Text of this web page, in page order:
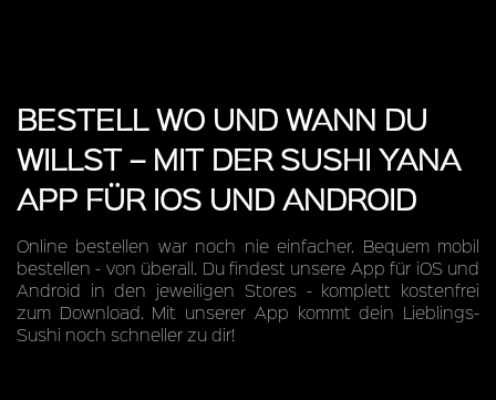
BESTELL WO UND WANN DU
WILLST – MIT DER SUSHI YANA
APP FÜR IOS UND ANDROID
Online bestellen war noch nie einfacher. Bequem mobil
bestellen - von überall. Du findest unsere App für iOS und
Android in den jeweiligen Stores - komplett kostenfrei
zum Download. Mit unserer App kommt dein Lieblings-
Sushi noch schneller zu dir!